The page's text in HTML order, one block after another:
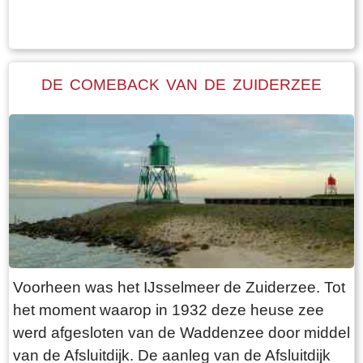
laatste schep de grond in ging en de hele boel
begon te schuiven. Iemand moet "stop" hebben
geroepen. Net op tijd!
bekijken. Wadlopen kun je echter maar op een
Friesland kan dit nabij Wierum, Paesens en
Moddergat. Niet bij Holwerd? Het is maar net
hoe je het bekijkt. De pier van Holwerd is maar
liefst bijna twee kilometer lang en ligt voor een
groot deel in de kwelders en het slik van de
Waddenzee. Als je parkeert op de kleine
parkeerplaats ter plaatse van de dijkovergang
heb je een mooie wandeling voor de boeg naar
het einde van de pier. Het fiets- en wandelpad
ligt op een verheven talud zodat je een prachtig
enigszins verhoogd uitzicht hebt. De eerste paar
DE COMEBACK VAN DE ZUIDERZEE
Voorheen was het IJsselmeer de Zuiderzee. Tot
het moment waarop in 1932 deze heuse zee
werd afgesloten van de Waddenzee door middel
van de Afsluitdijk. De aanleg van de Afsluitdijk